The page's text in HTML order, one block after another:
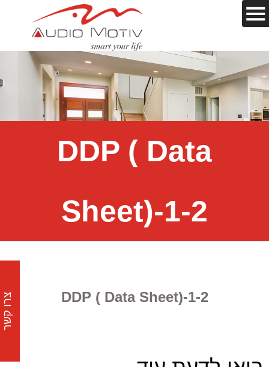
DDP ( Data
Sheet)-1-2
DDP ( Data Sheet)-1-2 צרו קשר